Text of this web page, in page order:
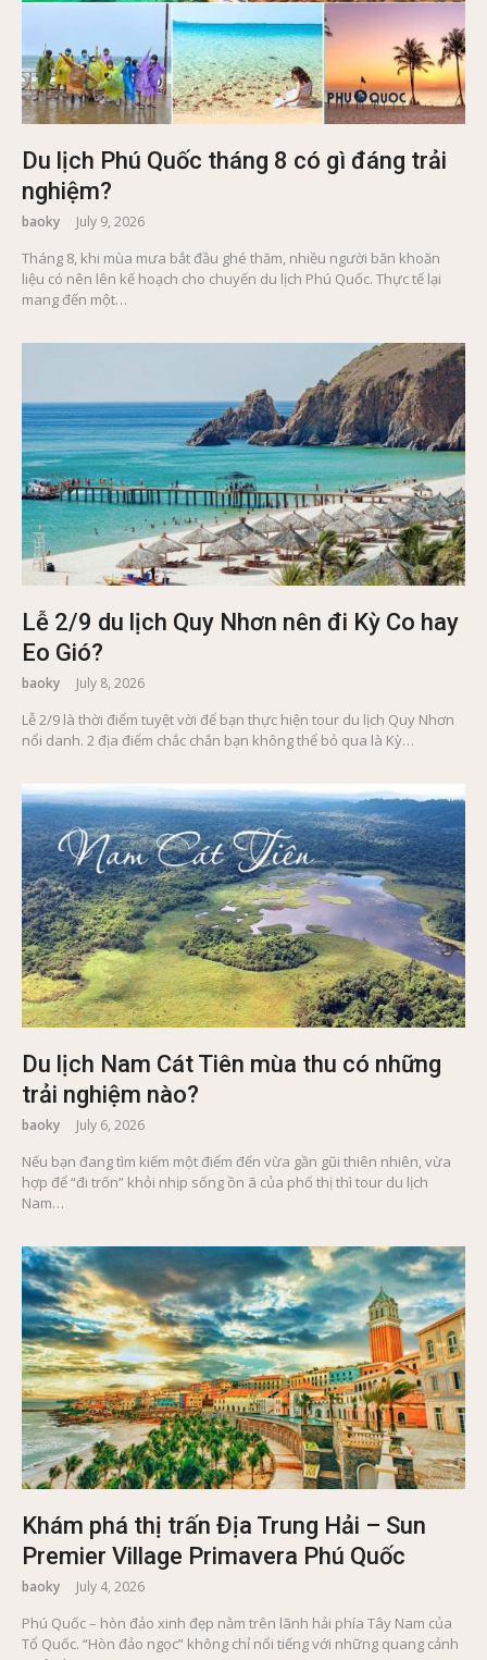
Du lịch Phú Quốc tháng 8 có gì đáng trải
nghiệm?
baoky July 9, 2026
Tháng 8, khi mùa mưa bắt đầu ghé thăm, nhiều người băn khoăn
liệu có nên lên kế hoạch cho chuyến du lịch Phú Quốc. Thực tế lại
mang đến một…
Lễ 2/9 du lịch Quy Nhơn nên đi Kỳ Co hay
Eo Gió?
baoky July 8, 2026
Lễ 2/9 là thời điểm tuyệt vời để bạn thực hiện tour du lịch Quy Nhơn
nổi danh. 2 địa điểm chắc chắn bạn không thể bỏ qua là Kỳ…
Du lịch Nam Cát Tiên mùa thu có những
trải nghiệm nào?
baoky July 6, 2026
Nếu bạn đang tìm kiếm một điểm đến vừa gần gũi thiên nhiên, vừa
hợp để “đi trốn” khỏi nhịp sống ồn ã của phố thị thì tour du lịch
Nam…
Khám phá thị trấn Địa Trung Hải – Sun
Premier Village Primavera Phú Quốc
baoky July 4, 2026
Phú Quốc – hòn đảo xinh đẹp nằm trên lãnh hải phía Tây Nam của
Tổ Quốc. “Hòn đảo ngọc” không chỉ nổi tiếng với những quang cảnh